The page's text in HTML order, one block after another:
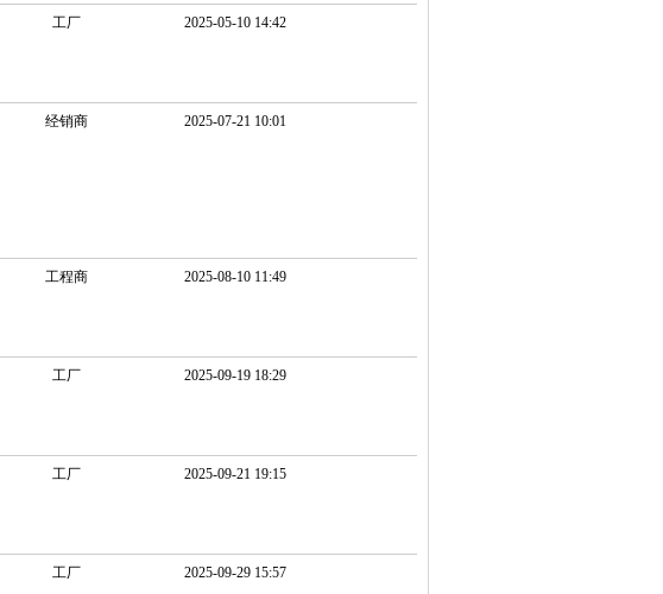
工厂 2025-05-10 14:42
经销商 2025-07-21 10:01
工程商 2025-08-10 11:49
工厂 2025-09-19 18:29
工厂 2025-09-21 19:15
工厂 2025-09-29 15:57